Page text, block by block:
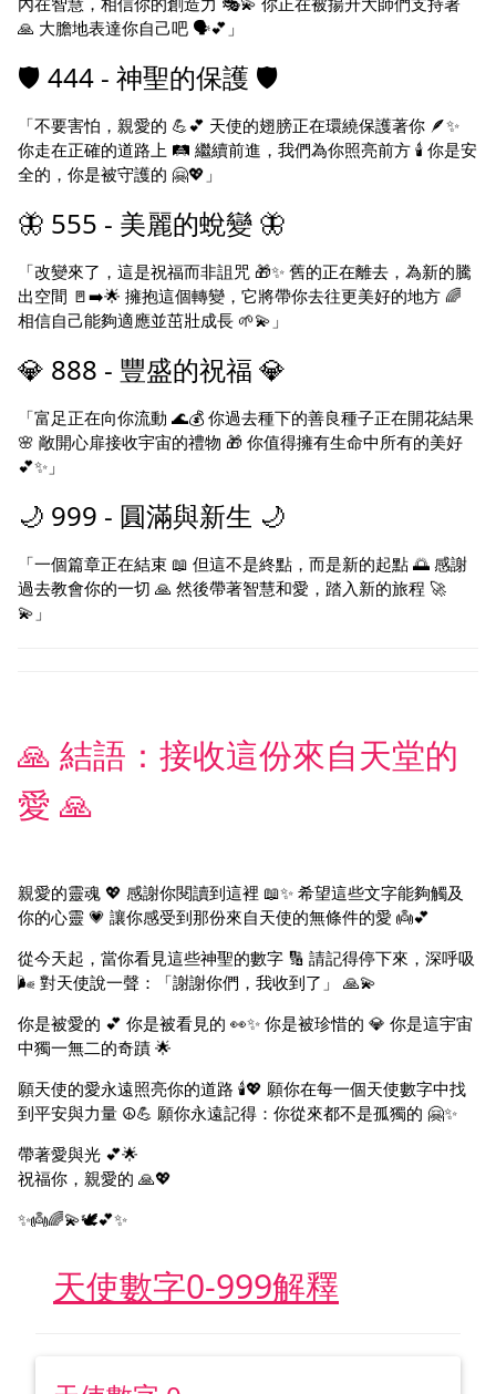
內在智慧，相信你的創造力 🎭💫 你正在被揚升大師們支持著
🙏 大膽地表達你自己吧 🗣️💕」
🛡️ 444 - 神聖的保護 🛡️
「不要害怕，親愛的 💪💕 天使的翅膀正在環繞保護著你 🪶✨
你走在正確的道路上 🛤️ 繼續前進，我們為你照亮前方 🕯️ 你是安
全的，你是被守護的 🤗💖」
🦋 555 - 美麗的蛻變 🦋
「改變來了，這是祝福而非詛咒 🎁✨ 舊的正在離去，為新的騰
出空間 🚪➡️🌟 擁抱這個轉變，它將帶你去往更美好的地方 🌈
相信自己能夠適應並茁壯成長 🌱💫」
💎 888 - 豐盛的祝福 💎
「富足正在向你流動 🌊💰 你過去種下的善良種子正在開花結果
🌸 敞開心扉接收宇宙的禮物 🎁 你值得擁有生命中所有的美好
💕✨」
🌙 999 - 圓滿與新生 🌙
「一個篇章正在結束 📖 但這不是終點，而是新的起點 🌅 感謝
過去教會你的一切 🙏 然後帶著智慧和愛，踏入新的旅程 🚀
💫」
🙏 結語：接收這份來自天堂的
愛 🙏
親愛的靈魂 💖 感謝你閱讀到這裡 📖✨ 希望這些文字能夠觸及
你的心靈 💗 讓你感受到那份來自天使的無條件的愛 👼💕
從今天起，當你看見這些神聖的數字 🔢 請記得停下來，深呼吸
🌬️ 對天使說一聲：「謝謝你們，我收到了」 🙏💫
你是被愛的 💕 你是被看見的 👀✨ 你是被珍惜的 💎 你是這宇宙
中獨一無二的奇蹟 🌟
願天使的愛永遠照亮你的道路 🕯️💖 願你在每一個天使數字中找
到平安與力量 ☮️💪 願你永遠記得：你從來都不是孤獨的 🤗✨
帶著愛與光 💕🌟
祝福你，親愛的 🙏💖
✨👼🌈💫🕊️💕✨
天使數字0-999解釋